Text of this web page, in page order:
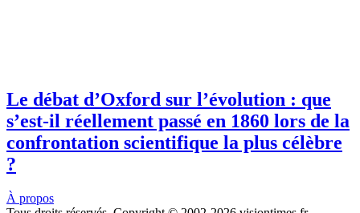
Le débat d’Oxford sur l’évolution : que
s’est-il réellement passé en 1860 lors de la
confrontation scientifique la plus célèbre
?
À propos